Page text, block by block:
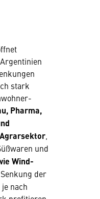
stark
Pharma,
Agrarsektor,
und
Wind-
der
nach